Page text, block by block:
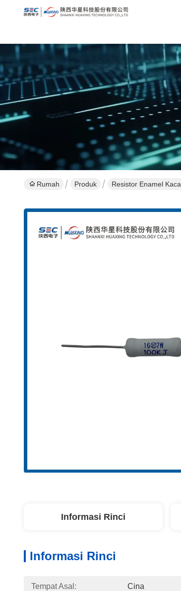
Rumah Produk Resistor Enamel Kaca
Informasi Rinci
Informasi Rinci
Tempat Asal: Cina